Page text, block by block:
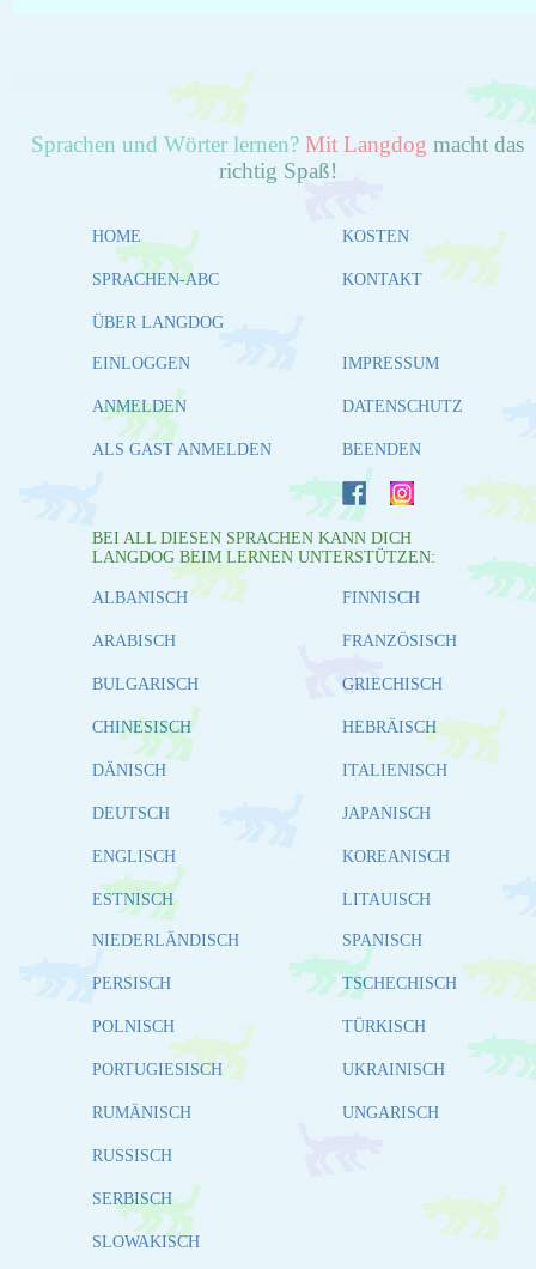
Sprachen und Wörter lernen? Mit Langdog macht das
richtig Spaß!
HOME
SPRACHEN-ABC
ÜBER LANGDOG
KOSTEN
KONTAKT
EINLOGGEN
ANMELDEN
ALS GAST ANMELDEN
IMPRESSUM
DATENSCHUTZ
BEENDEN
BEI ALL DIESEN SPRACHEN KANN DICH
LANGDOG BEIM LERNEN UNTERSTÜTZEN:
ALBANISCH
ARABISCH
BULGARISCH
CHINESISCH
DÄNISCH
DEUTSCH
ENGLISCH
ESTNISCH
FINNISCH
FRANZÖSISCH
GRIECHISCH
HEBRÄISCH
ITALIENISCH
JAPANISCH
KOREANISCH
LITAUISCH
NIEDERLÄNDISCH
PERSISCH
POLNISCH
PORTUGIESISCH
RUMÄNISCH
RUSSISCH
SERBISCH
SLOWAKISCH
SPANISCH
TSCHECHISCH
TÜRKISCH
UKRAINISCH
UNGARISCH